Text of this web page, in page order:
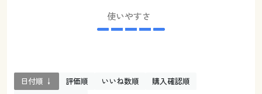
使いやすさ
日付順 ↓ 評価順 いいね数順
購入確認順